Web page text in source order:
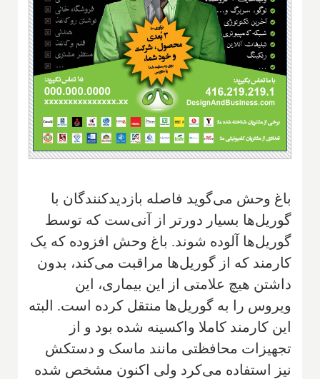
باغ وحش می‌گوید فاصله بازدیدکنندگان با
گوریل‌ها بسیار دورتر از آنی‌ست که توسط
گوریل‌ها آلوده شوند. باغ وحش افزوده که یک
کارمند که از گوریل‌ها مراقبت می‌کند، بدون
داشتن هیچ علامتی از این بیماری، این
ویروس را به گوریل‌ها منتقل کرده است. البته
این کارمند کاملا واکسینه شده بود و از
تجهیزات محافظتی مانند ماسک و دستکش
نیز استفاده می‌کرد ولی اکنون مشخص شده